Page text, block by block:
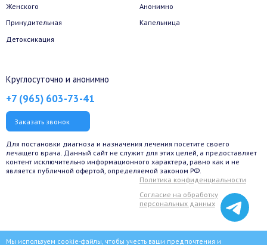
Женского
Принудительная
Детоксикация
Анонимно
Капельница
Круглосуточно и анонимно
+7 (965) 603-73-41
Заказать звонок
Для постановки диагноза и назначения лечения посетите своего
лечащего врача. Данный сайт не служит для этих целей, а предоставляет
контент исключительно информационного характера, равно как и не
является публичной офертой, определяемой законом РФ.
Политика конфиденциальности
Согласие на обработку
персональных данных
Мы используем cookie-файлы, чтобы учесть ваши предпочтения и